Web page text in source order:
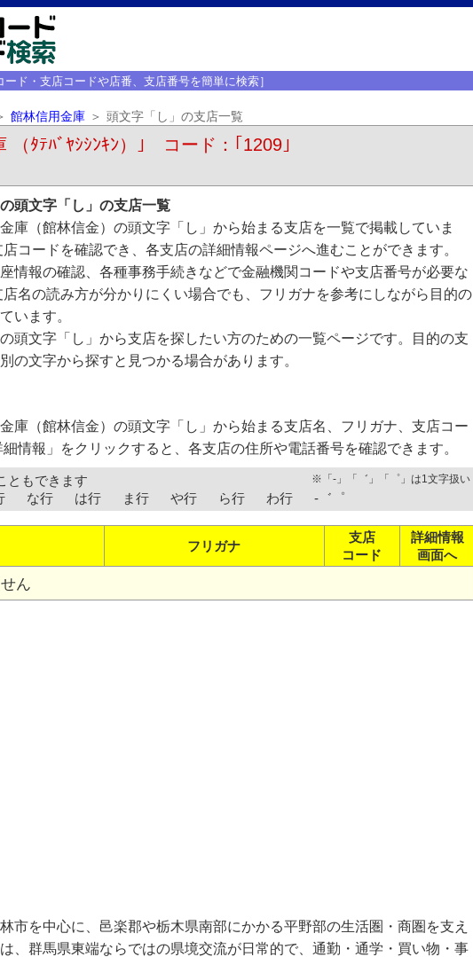
ード・支店コードや店番、支店番号を簡単に検索］
館林信用金庫 頭文字「し」の支店一覧
（ﾀﾃﾊﾞﾔｼｼﾝｷﾝ）｣ コード：｢1209｣
頭文字「し」の支店一覧
庫（館林信金）の頭文字「し」から始まる支店を一覧で掲載していま
コードを確認でき、各支店の詳細情報ページへ進むことができます。
情報の確認、各種事務手続きなどで金融機関コードや支店番号が必要な
名の読み方が分かりにくい場合でも、フリガナを参考にしながら目的の
います。
頭文字「し」から支店を探したい方のための一覧ページです。目的の支
の文字から探すと見つかる場合があります。
庫（館林信金）の頭文字「し」から始まる支店名、フリガナ、支店コー
情報」をクリックすると、各支店の住所や電話番号を確認できます。
ともできます ※「-」「゛」「゜」は1文字扱い
な行 は行 ま行 や行 ら行 わ行 -゛゜
フリガナ
支店
コード
詳細情報
画面へ
ん
市を中心に、邑楽郡や栃木県南部にかかる平野部の生活圏・商圏を支え
、群馬県東端ならではの県境交流が日常的で、通勤・通学・買い物・事